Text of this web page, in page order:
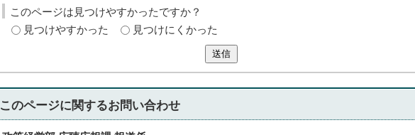
このページは見つけやすかったですか？
見つけやすかった
見つけにくかった
送信
このページに関するお問い合わせ